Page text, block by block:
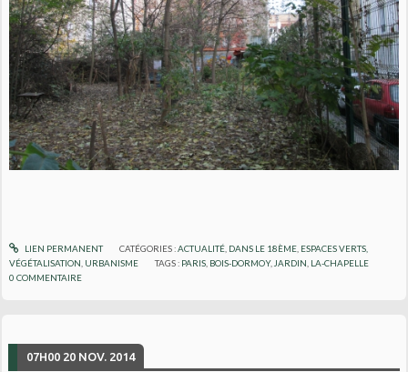
LIEN PERMANENT CATÉGORIES :ACTUALITÉ, DANS LE 18ÈME, ESPACES VERTS,
VÉGÉTALISATION URBANISME TAGS : PARIS BOIS-DORMOY, JARDIN LA-CHAPELLE
0 COMMENTAIRE
07H00 20 NOV. 2014